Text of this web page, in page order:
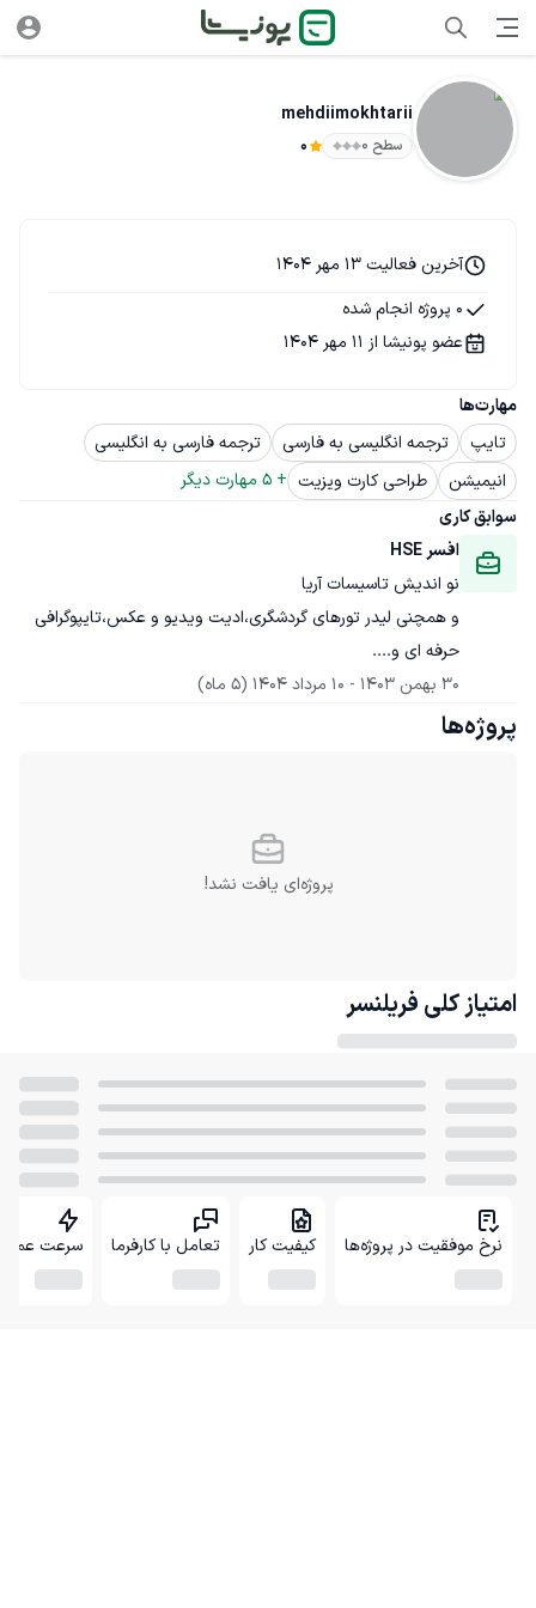
mehdiimokhtarii
سطح ۰ 0
مهارت‌ها
تایپ
ترجمه انگلیسی به فارسی
ترجمه فارسی به انگلیسی
انیمیشن
طراحی کارت ویزیت +
5 مهارت دیگر
سوابق کاری
افسر HSE
نو اندیش تاسیسات آریا
و همچنی لیدر تورهای گردشگری،ادیت ویدیو و عکس،تایپوگرافی
حرفه ای و....
30 بهمن 1403
- 10 مرداد 1404 (5 ماه)
آخرین فعالیت 13 مهر 1404
0 پروژه انجام شده
عضو پونیشا از 11 مهر 1404
پروژه‌ها
پروژه‌ای یافت نشد!
امتیاز کلی فریلنسر
نرخ موفقیت در پروژه‌ها کیفیت کار تعامل با کارفرما سرعت عمل